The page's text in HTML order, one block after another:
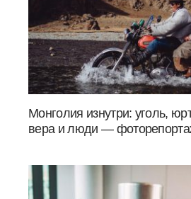
Монголия изнутри: уголь,
вера и люди —